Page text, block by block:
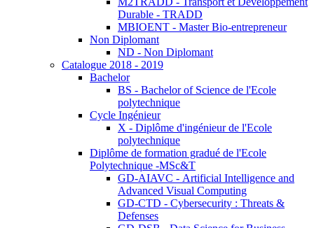
Durable - TRADD
MBIOENT - Master Bio-entrepreneur
Non Diplomant
ND - Non Diplomant
Catalogue 2018 - 2019
Bachelor
BS - Bachelor of Science de l'Ecole
polytechnique
Cycle Ingénieur
X - Diplôme d'ingénieur de l'Ecole
polytechnique
Diplôme de formation gradué de l'Ecole
Polytechnique -MSc&T
GD-AIAVC - Artificial Intelligence and
Advanced Visual Computing
GD-CTD - Cybersecurity : Threats &
Defenses